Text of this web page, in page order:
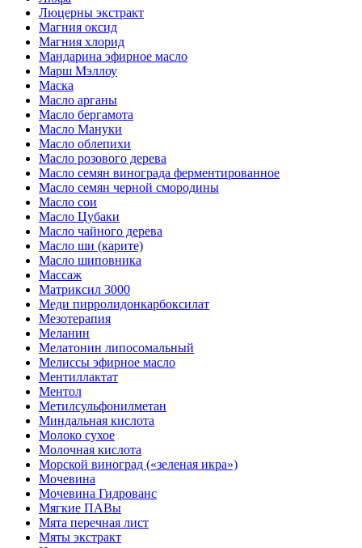
Люцерны экстракт
Магния оксид
Магния хлорид
Мандарина эфирное масло
Марш Мэллоу
Маска
Масло арганы
Масло бергамота
Масло Мануки
Масло облепихи
Масло розового дерева
Масло семян винограда ферментированное
Масло семян черной смородины
Масло сои
Масло Цубаки
Масло чайного дерева
Масло ши (карите)
Масло шиповника
Массаж
Матриксил 3000
Меди пирролидонкарбоксилат
Мезотерапия
Меланин
Мелатонин липосомальный
Мелиссы эфирное масло
Ментиллактат
Ментол
Метилсульфонилметан
Миндальная кислота
Молоко сухое
Молочная кислота
Морской виноград («зеленая икра»)
Мочевина
Мочевина Гидрованс
Мягкие ПАВы
Мята перечная лист
Мяты экстракт